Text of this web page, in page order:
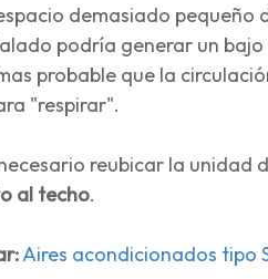
demasiado
podría generar un
probable que la
"respirar".
reubicar la unidad
al techo.
Aires acondicionados tipo